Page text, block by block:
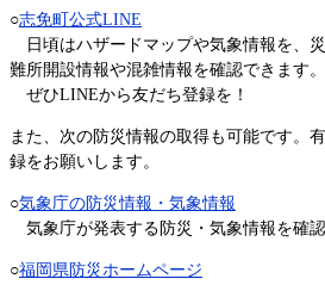
​○志免町公式LINE
日頃はハザードマップや気象情報を、
難所開設情報や混雑情報を確認できます。
ぜひLINEから友だち登録を！
また、次の防災情報の取得も可能です。
録をお願いします。
○気象庁の防災情報・気象情報
気象庁が発表する防災・気象情報を確認
○福岡県防災ホームページ